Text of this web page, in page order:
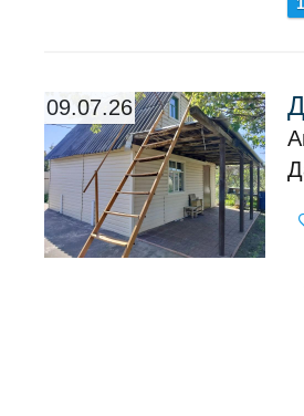
09.07.26